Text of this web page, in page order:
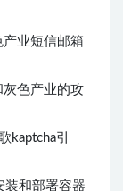
业短信邮箱
色产业的攻
引
和部署容器